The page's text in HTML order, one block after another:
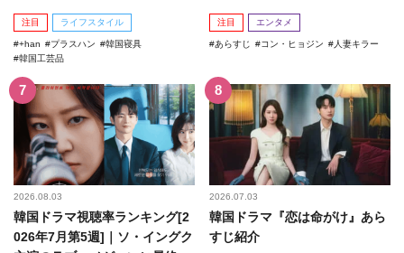
注目 ライフスタイル
+han プラスハン
韓国寝具
韓国工芸品
注目 エンタメ
あらすじ コン・ヒョジン 人妻キラー
2026.08.03
韓国ドラマ視聴率ランキング[2
026年7月第5週]｜ソ・イングク
2026.07.03
韓国ドラマ『恋は命がけ』あら
すじ紹介